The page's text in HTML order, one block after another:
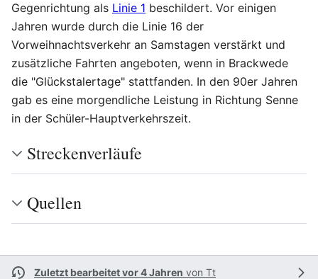
Gegenrichtung als Linie 1 beschildert. Vor einigen
Jahren wurde durch die Linie 16 der
Vorweihnachtsverkehr an Samstagen verstärkt und
zusätzliche Fahrten angeboten, wenn in Brackwede
die "Glückstalertage" stattfanden. In den 90er Jahren
gab es eine morgendliche Leistung in Richtung Senne
in der Schüler-Hauptverkehrszeit.
Streckenverläufe
Quellen
Zuletzt bearbeitet vor 4 Jahren von Tt